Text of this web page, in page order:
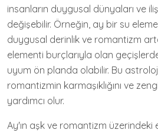
insanların duygusal dünyaları ve
değişebilir. Örneğin, ay bir su
duygusal derinlik ve romantizm
elementi burçlarıyla olan
uyum ön planda olabilir. Bu
romantizmin karmaşıklığını ve
yardımcı olur.
Ay'ın aşk ve romantizm üzerindeki